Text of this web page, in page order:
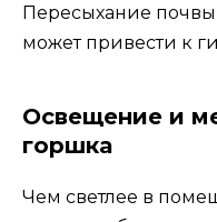
Пересыхание
может привести к
Освещение и
горшка
Чем светлее в